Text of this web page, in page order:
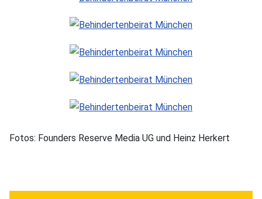
Fotos: Founders Reserve Media UG und Heinz Herkert